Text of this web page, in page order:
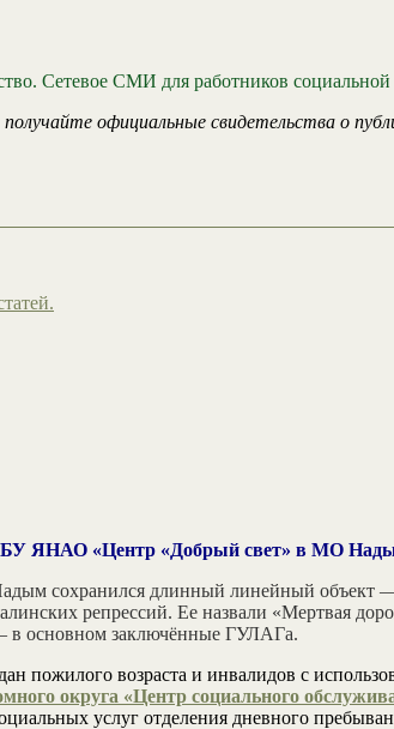
Сетевое СМИ для работников
официальные свидетельства о
ЯНАО «Центр «Добрый свет» в МО
сохранился длинный линейный объект
репрессий. Ее назвали «Мертвая
– в основном заключённые ГУЛАГа.
пожилого возраста и инвалидов с
округа «Центр социального
услуг отделения дневного